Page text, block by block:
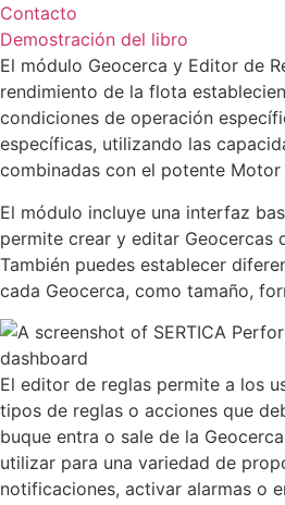
Contacto
Demostración del libro
El módulo Geocerca y Editor de
rendimiento de la flota
condiciones de operación
específicas, utilizando las
combinadas con el potente Motor
El módulo incluye una interfaz
permite crear y editar Geocercas
También puedes establecer
cada Geocerca, como tamaño,
El editor de reglas permite a los
tipos de reglas o acciones que
buque entra o sale de la
utilizar para una variedad de
notificaciones, activar alarmas o